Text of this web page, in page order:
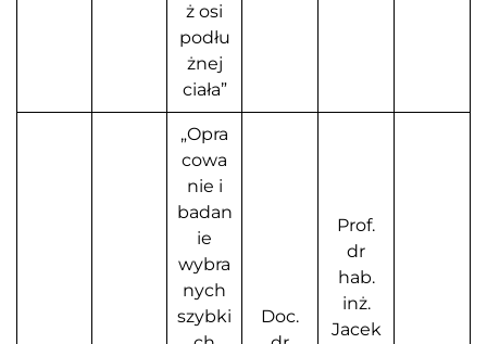
ż osi
podłu
żnej
ciała”
„Opra
cowa
nie i
badan
ie
wybra
nych
szybki
Doc.
Prof.
dr
hab.
inż.
Jacek